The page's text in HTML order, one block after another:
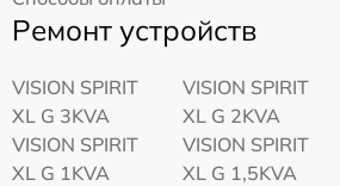
Ремонт устройств
VISION SPIRIT
XL G 3KVA
VISION SPIRIT
XL G 2KVA
VISION SPIRIT
XL G 1KVA
VISION SPIRIT
XL G 1,5KVA